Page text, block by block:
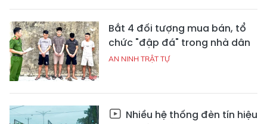
Bắt 4 đối tượng mua bán, tổ
chức "đập đá" trong nhà dân
AN NINH TRẬT TỰ
Nhiều hệ thống đèn tín hiệu